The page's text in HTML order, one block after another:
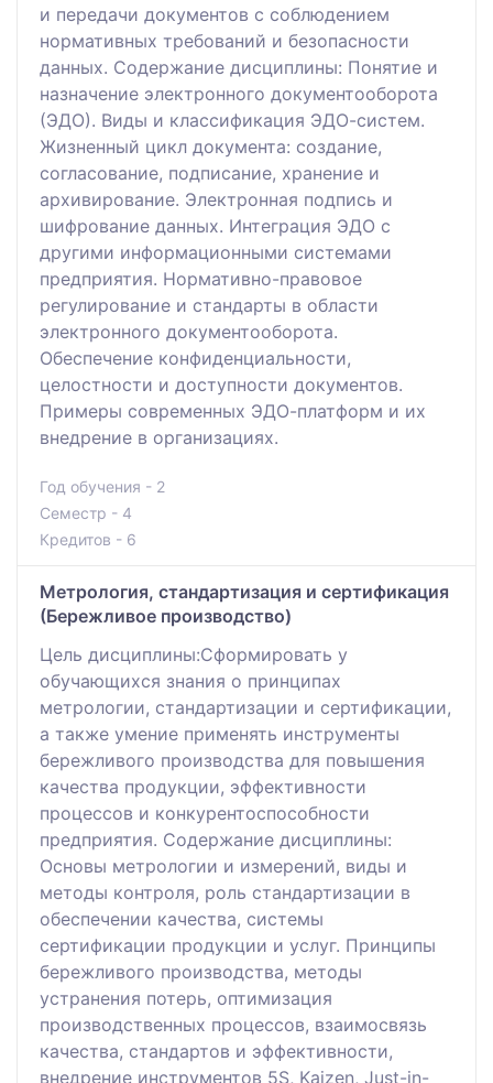
и передачи документов с соблюдением
нормативных требований и безопасности
данных. Содержание дисциплины: Понятие и
назначение электронного документооборота
(ЭДО). Виды и классификация ЭДО-систем.
Жизненный цикл документа: создание,
согласование, подписание, хранение и
архивирование. Электронная подпись и
шифрование данных. Интеграция ЭДО с
другими информационными системами
предприятия. Нормативно-правовое
регулирование и стандарты в области
электронного документооборота.
Обеспечение конфиденциальности,
целостности и доступности документов.
Примеры современных ЭДО-платформ и их
внедрение в организациях.
Год обучения - 2
Семестр - 4
Кредитов - 6
Метрология, стандартизация и сертификация
(Бережливое производство)
Цель дисциплины:Сформировать у
обучающихся знания о принципах
метрологии, стандартизации и сертификации,
а также умение применять инструменты
бережливого производства для повышения
качества продукции, эффективности
процессов и конкурентоспособности
предприятия. Содержание дисциплины:
Основы метрологии и измерений, виды и
методы контроля, роль стандартизации в
обеспечении качества, системы
сертификации продукции и услуг. Принципы
бережливого производства, методы
устранения потерь, оптимизация
производственных процессов, взаимосвязь
качества, стандартов и эффективности,
внедрение инструментов 5S, Kaizen, Just-in-